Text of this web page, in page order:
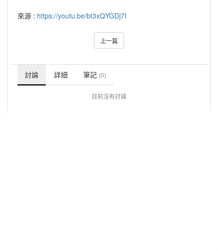
來源 : https://youtu.be/bt3xQYGDj7I
上一篇
討論 詳細 筆記 (0)
目前沒有討論